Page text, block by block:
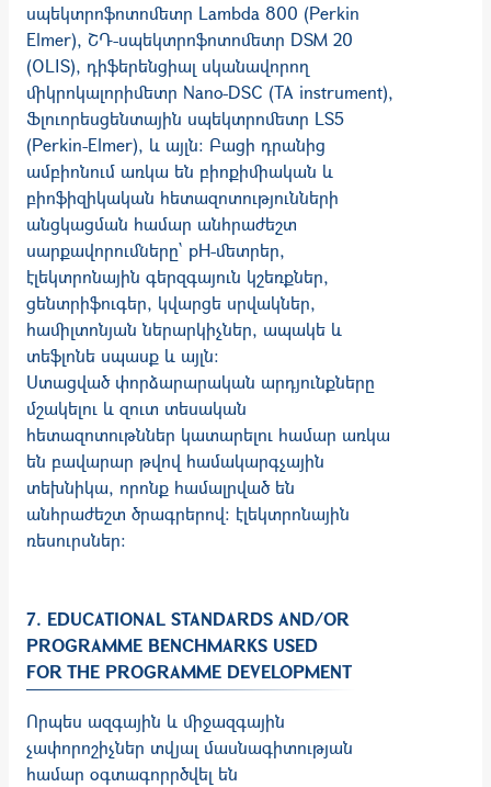
սպեկտրոֆոտոմետր Lambda 800 (Perkin
Elmer), ՇԴ-սպեկտրոֆոտոմետր DSM 20
(OLIS), դիֆերենցիալ սկանավորող
միկրոկալորիմետր Nano-DSC (TA instrument),
Ֆլուորեսցենտային սպեկտրոմետր LS5
(Perkin-Elmer), և այլն: Բացի դրանից
ամբիոնում առկա են բիոքիմիական և
բիոֆիզիկական հետազոտությունների
անցկացման համար անհրաժեշտ
սարքավորումները` рН-մետրեր,
էլեկտրոնային գերզգայուն կշեռքներ,
ցենտրիֆուգեր, կվարցե սրվակներ,
համիլտոնյան ներարկիչներ, ապակե և
տեֆլոնե սպասք և այլն:
Ստացված փորձարարական արդյունքները
մշակելու և զուտ տեսական
հետազոտութններ կատարելու համար առկա
են բավարար թվով համակարգչային
տեխնիկա, որոնք համալրված են
անհրաժեշտ ծրագրերով: էլեկտրոնային
ռեսուրսներ:
7. EDUCATIONAL STANDARDS AND/OR
PROGRAMME BENCHMARKS USED
FOR THE PROGRAMME DEVELOPMENT
Որպես ազգային և միջազգային
չափորոշիչներ տվյալ մասնագիտության
համար օգտագորրծվել են